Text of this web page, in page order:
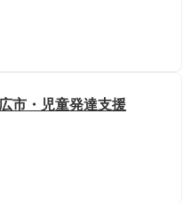
市・児童発達支援